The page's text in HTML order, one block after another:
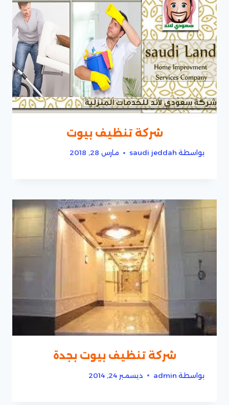
شركة تنظيف بيوت
بواسطة saudi jeddah مارس 28, 2018
شركة تنظيف بيوت بجدة
بواسطة admin ديسمبر 24, 2014